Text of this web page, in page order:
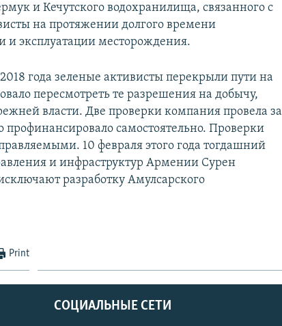
и Кечутского водохранилища, связанного с
на протяжении долгого времени
и эксплуатации месторождения.
года зеленые активисты перекрыли пути на
пересмотреть те разрешения на добычу,
власти. Две проверки компания провела за
профинансировало самостоятельно. Проверки
10 февраля этого года тогдашний
и инфраструктур Армении Сурен
разработку Амулсарского
Print
СОЦИАЛЬНЫЕ СЕТИ